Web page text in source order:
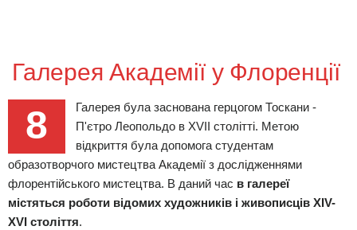
Галерея Академії у Флоренції
8
Галерея була заснована герцогом Тоскани -
П'єтро Леопольдо в XVII столітті. Метою
відкриття була допомога студентам
образотворчого мистецтва Академії з дослідженнями
флорентійського мистецтва. В даний час в галереї
містяться роботи відомих художників і живописців XIV-
XVI століття.